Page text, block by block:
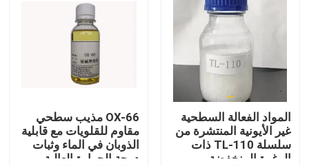
المنزل
المواد الفعالة السطحية
غير الأيونية المنتشرة من
سلسلة TL-110 ذات
الرغوة المنخفضة
OX-66 مذيب سطحي
مقاوم للقلويات مع قابلية
الذوبان في الماء وثبات
درجة الحرارة العالية